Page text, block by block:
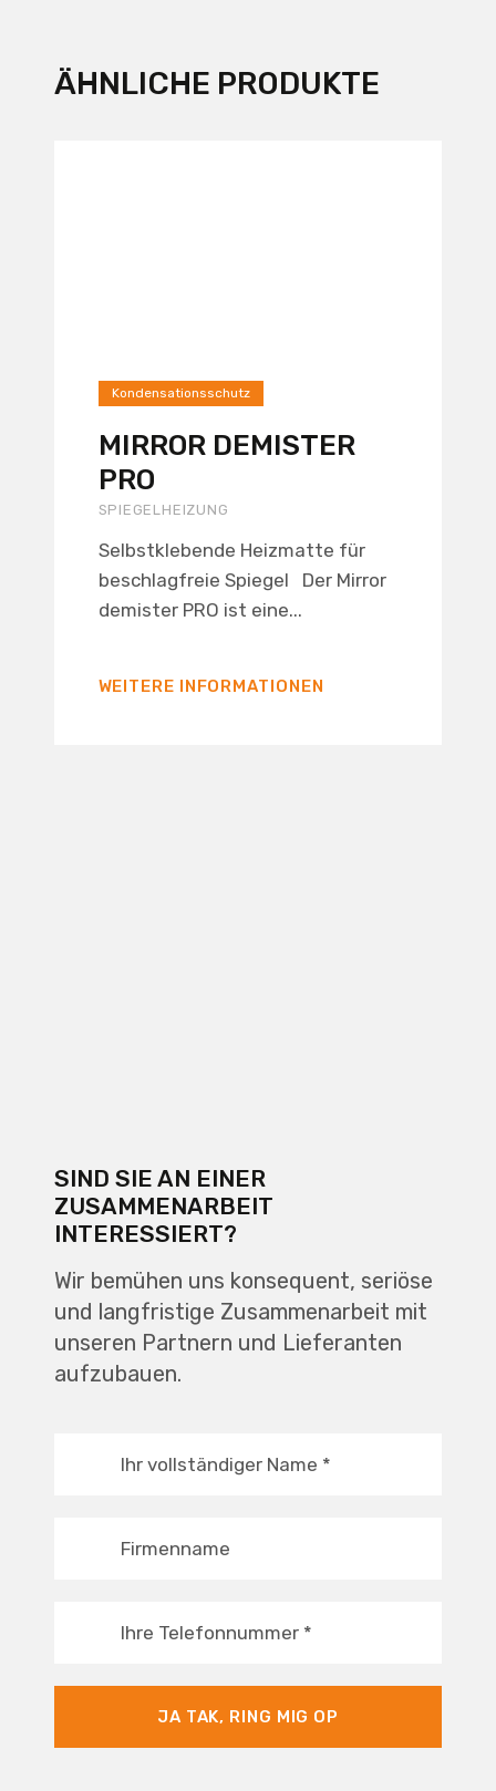
ÄHNLICHE PRODUKTE
Kondensationsschutz
MIRROR DEMISTER
PRO
SPIEGELHEIZUNG
Selbstklebende Heizmatte für
beschlagfreie Spiegel Der Mirror
demister PRO ist eine...
WEITERE INFORMATIONEN
SIND SIE AN EINER
ZUSAMMENARBEIT
INTERESSIERT?
Wir bemühen uns konsequent, seriöse
und langfristige Zusammenarbeit mit
unseren Partnern und Lieferanten
aufzubauen.
Ihr vollständiger Name *
Firmenname
Ihre Telefonnummer *
JA TAK, RING MIG OP